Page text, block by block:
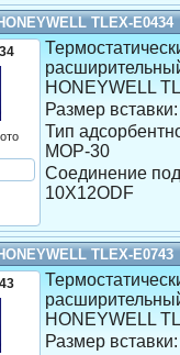
TLEX-E0434
HONEYWELL
Размер вставки:
Тип
MOP-30
Соединение
10X12ODF
TLEX-E0743
HONEYWELL
Размер вставки: